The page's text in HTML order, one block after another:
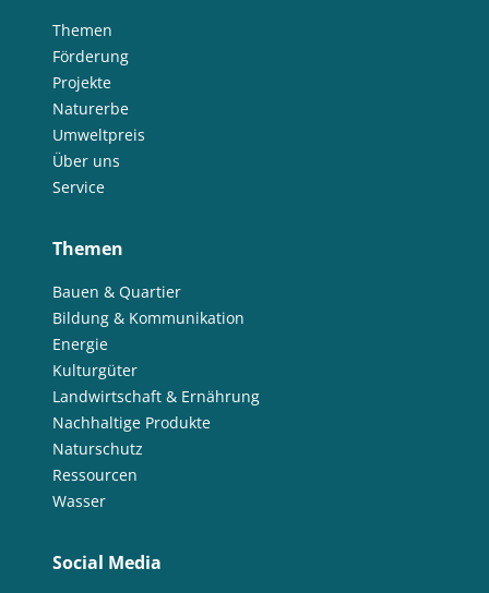
Themen
Förderung
Projekte
Naturerbe
Umweltpreis
Über uns
Service
Themen
Bauen & Quartier
Bildung & Kommunikation
Energie
Kulturgüter
Landwirtschaft & Ernährung
Nachhaltige Produkte
Naturschutz
Ressourcen
Wasser
Social Media